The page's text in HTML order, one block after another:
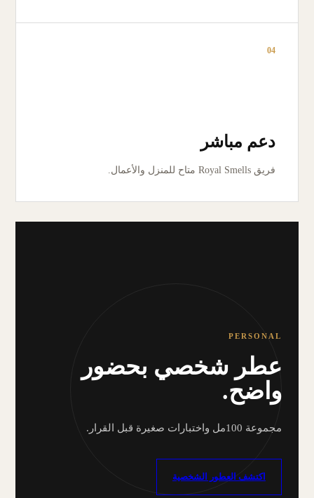
04
دعم مباشر
فريق Royal Smells متاح للمنزل والأعمال.
PERSONAL
عطر شخصي بحضور
واضح.
مجموعة 100مل واختبارات صغيرة قبل القرار.
اكتشف العطور الشخصية